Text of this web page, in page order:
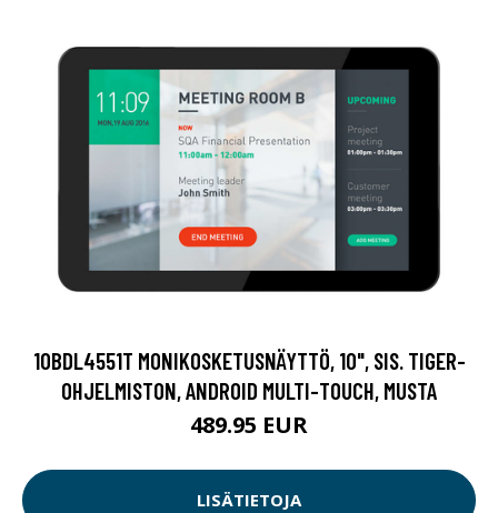
10BDL4551T MONIKOSKETUSNÄYTTÖ, 10", SIS. TIGER-
OHJELMISTON, ANDROID MULTI-TOUCH, MUSTA
489.95 EUR
LISÄTIETOJA